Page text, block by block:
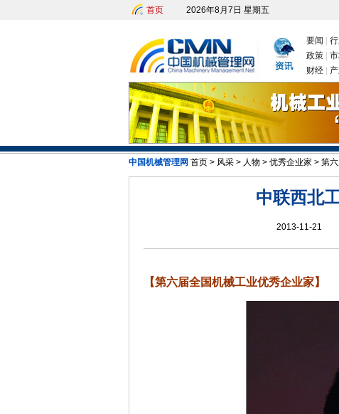
首页 2026年8月7日 星期五
要闻
政策
财经
中国机械管理网 首页 > 风采 > 人物 > 优秀企业家 > 第
中联西北
2013-11-21
【第六届全国机械工业优秀企业家】